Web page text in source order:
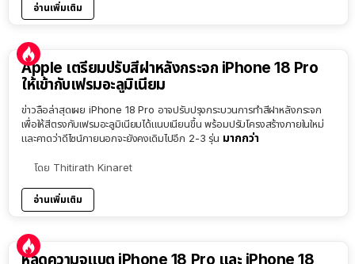
อ่านเพิ่มเติม
Apple เตรียมปรับสีฝาหลังกระจก iPhone 18 Pro
ให้เข้ากับเฟรมอะลูมิเนียม
ข่าวลือล่าสุดเผย iPhone 18 Pro อาจปรับปรุงกระบวนการทำสีฝาหลังกระจก
เพื่อให้สีตรงกับเฟรมอะลูมิเนียมได้แนบเนียนขึ้น พร้อมปรับโครงสร้างภายในใหม่
และคาดว่าดีไซน์ภายนอกจะยังคงเดิมไปอีก 2-3 รุ่น มากกว่า
โดย Thitirath Kinaret
อ่านเพิ่มเติม
หลุดความจุแบต iPhone 18 Pro และ iPhone 18